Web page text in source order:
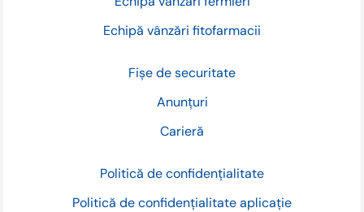
Fișe de securitate
Anunțuri
Carieră
Politică de confidențialitate
Politică de confidențialitate aplicație
Echipă vânzări fitofarmacii